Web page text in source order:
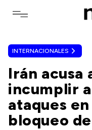
Toggle navigation
INTERNACIONALES
Irán acusa
incumplir
ataques
bloqueo